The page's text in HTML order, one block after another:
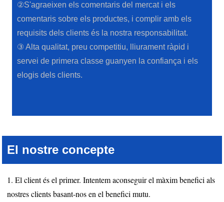
②S'agraeixen els comentaris del mercat i els
comentaris sobre els productes, i complir amb els
requisits dels clients és la nostra responsabilitat.
③ Alta qualitat, preu competitiu, lliurament ràpid i
servei de primera classe guanyen la confiança i els
elogis dels clients.
El nostre concepte
1. El client és el primer. Intentem aconseguir el màxim benefici als
nostres clients basant-nos en el benefici mutu.